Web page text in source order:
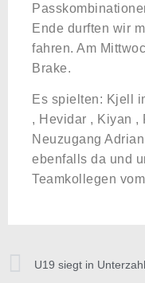
Ende durften wir
fahren. Am
Brake.
Es spielten: Kjell
, Hevidar , Kiyan ,
Neuzugang
ebenfalls da und
Teamkollegen
U19 siegt in Unterzahl